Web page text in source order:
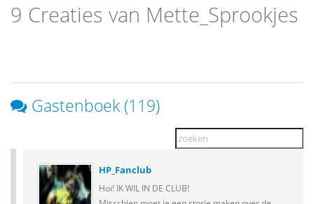
9 Creaties van Mette_Sprookjes
Gastenboek (119)
HP_Fanclub
Hoi! IK WIL IN DE CLUB!